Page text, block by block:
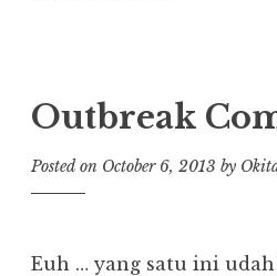
Outbreak
Posted on October 6, 2013 by
Euh … yang satu ini